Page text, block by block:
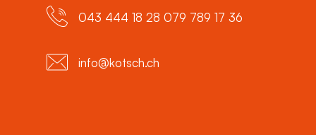
043 444 18 28 079 789 17 36
info@kotsch.ch